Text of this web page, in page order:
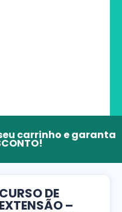
carrinho e garanta
CURSO DE
EXTENSÃO –